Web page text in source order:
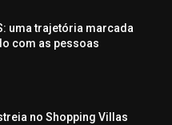
uma trajetória marcada
com as pessoas
no Shopping Villas